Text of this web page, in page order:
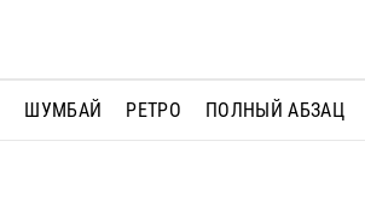
ШУМБАЙ РЕТРО ПОЛНЫЙ АБЗАЦ